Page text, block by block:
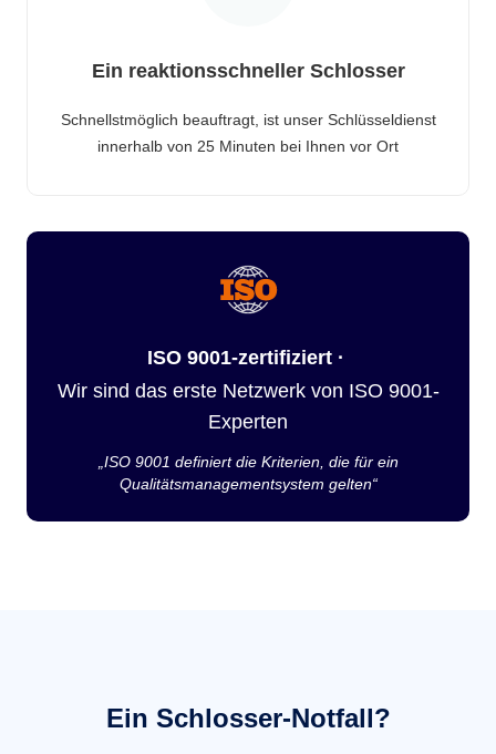
Ein reaktionsschneller Schlosser
Schnellstmöglich beauftragt, ist unser Schlüsseldienst
innerhalb von 25 Minuten bei Ihnen vor Ort
ISO 9001-zertifiziert ·
Wir sind das erste Netzwerk von ISO 9001-
Experten
„ISO 9001 definiert die Kriterien, die für ein
Qualitätsmanagementsystem gelten“
Ein Schlosser-Notfall?